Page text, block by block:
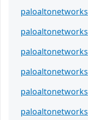
paloaltonetworks
paloaltonetworks
paloaltonetworks
paloaltonetworks
paloaltonetworks
paloaltonetworks